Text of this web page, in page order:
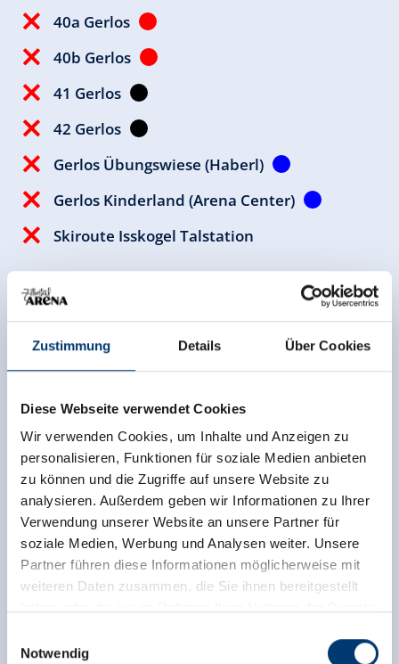
Zustimmung Details Über Cookies
Diese Webseite verwendet Cookies
Wir verwenden Cookies, um Inhalte und Anzeigen zu
personalisieren, Funktionen für soziale Medien anbieten
zu können und die Zugriffe auf unsere Website zu
analysieren. Außerdem geben wir Informationen zu Ihrer
Verwendung unserer Website an unsere Partner für
soziale Medien, Werbung und Analysen weiter. Unsere
Partner führen diese Informationen möglicherweise mit
weiteren Daten zusammen, die Sie ihnen bereitgestellt
Notwendig
40a Gerlos
40b Gerlos
41 Gerlos
42 Gerlos
Gerlos Übungswiese (Haberl)
Gerlos Kinderland (Arena Center)
Skiroute Isskogel Talstation
CROSS-COUNTRY TRAILS
Schönachtal Loipe - L2
L4 Höhenloipe Lackenalm - Issalm
L1 Innertal - Funsingau Loipe
L2,5 Verbindungsloipe Schönachtal
L2 Schönachtal Loipe beleuchtet
INFRASTRUCTURE AND OTHER OFFERS